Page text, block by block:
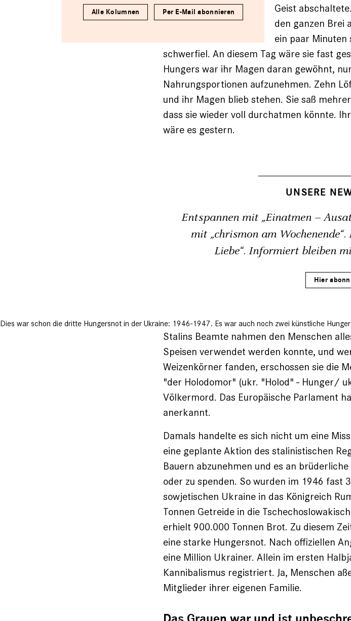
Alle Kolumnen Per E-Mail abonnieren
Geist
den ganzen Brei
ein paar
schwerfiel. An diesem Tag wäre sie fast
Hungers war ihr Magen daran gewöhnt,
Nahrungsportionen aufzunehmen. Zehn
und ihr Magen blieb stehen. Sie saß
dass sie wieder voll durchatmen könnte.
wäre es gestern.
UNSERE
Entspannen mit „Einatmen –
mit „chrismon am
Liebe“. Informiert bleiben
Hier
Dies war schon die dritte Hungersnot in der Ukraine: 1946-1947. Es war auch noch zwei künstliche
Stalins Beamte nahmen den Menschen
Speisen verwendet werden konnte, und
Weizenkörner fanden, erschossen sie die
"der Holodomor" (ukr. "Holod" - Hunger/
Völkermord. Das Europäische Parlament
anerkannt.
Damals handelte es sich nicht um eine
eine geplante Aktion des stalinistischen
Bauern abzunehmen und es an
oder zu spenden. So wurden im 1946 fast
sowjetischen Ukraine in das Königreich
Tonnen Getreide in die
erhielt 900.000 Tonnen Brot. Zu diesem
eine starke Hungersnot. Nach offiziellen
eine Million Ukrainer. Allein im ersten
Kannibalismus registriert. Ja, Menschen
Mitglieder ihrer eigenen Familie.